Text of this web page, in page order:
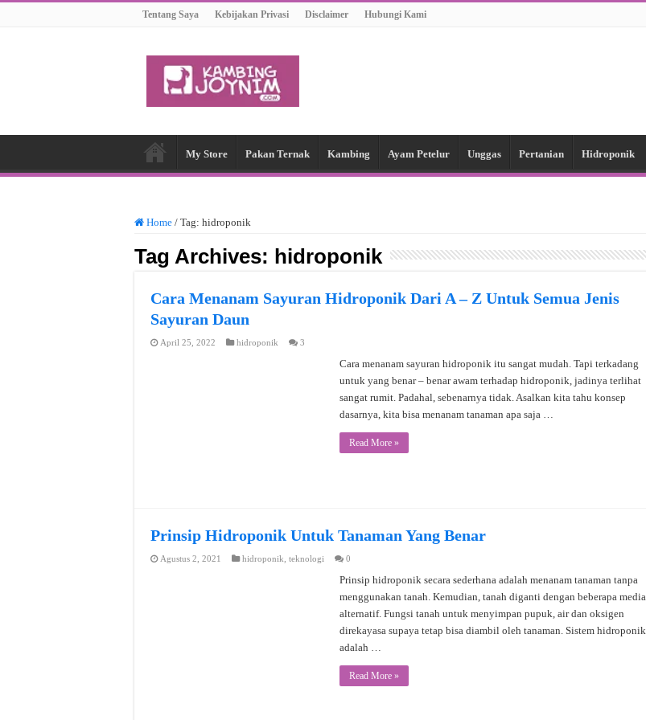
Tentang Saya Kebijakan Privasi Disclaimer Hubungi Kami
My Store Pakan Ternak Kambing Ayam Petelur Unggas Pertanian Hidroponik
Home / Tag: hidroponik
Tag Archives: hidroponik
Cara Menanam Sayuran Hidroponik Dari A – Z Untuk Semua Jenis
Sayuran Daun
April 25, 2022 hidroponik 3
Cara menanam sayuran hidroponik itu sangat mudah. Tapi terkadang
untuk yang benar – benar awam terhadap hidroponik, jadinya terlihat
sangat rumit. Padahal, sebenarnya tidak. Asalkan kita tahu konsep
dasarnya, kita bisa menanam tanaman apa saja …
Read More »
Prinsip Hidroponik Untuk Tanaman Yang Benar
Agustus 2, 2021 hidroponik teknologi 0
Prinsip hidroponik secara sederhana adalah menanam tanaman tanpa
menggunakan tanah. Kemudian, tanah diganti dengan beberapa media
alternatif. Fungsi tanah untuk menyimpan pupuk, air dan oksigen
direkayasa supaya tetap bisa diambil oleh tanaman. Sistem hidroponik
adalah …
Read More »